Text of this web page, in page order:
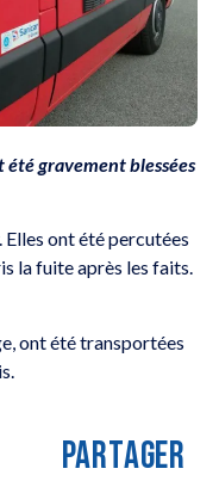
gravement blessées
ont été percutées
la fuite après les faits.
ont été transportées
PARTAGER